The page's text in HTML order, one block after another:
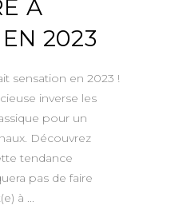
À
2023
sensation en 2023 !
inverse les
pour un
Découvrez
tendance
pas de faire
à